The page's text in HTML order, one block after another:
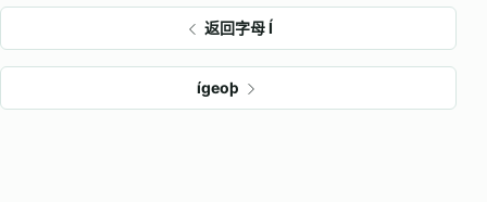
返回字母 Í
ígeoþ